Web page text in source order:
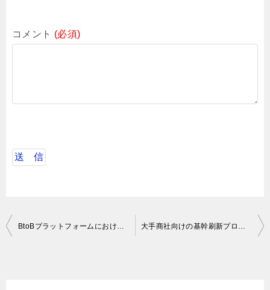
コメント (必須)
投
BtoBプラットフォームにおけるリードエンジニア 大手商社向けの基幹刷新プロジェクトにおける運用保守チーム立ち上げ